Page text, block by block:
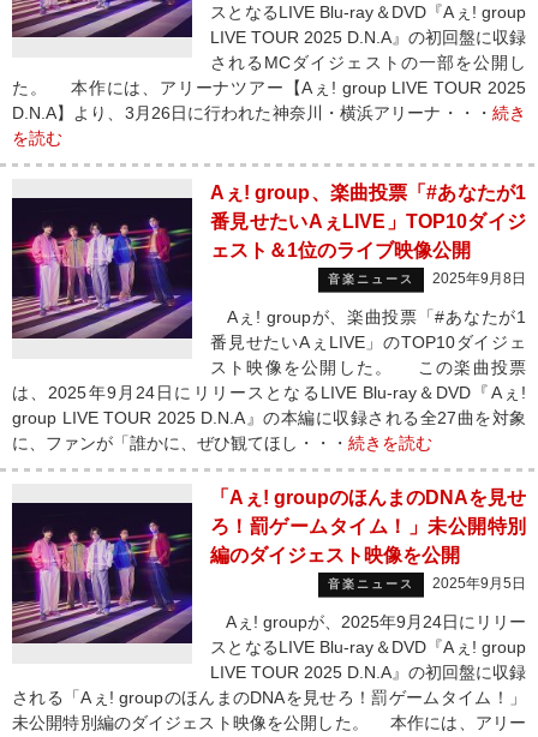
スとなるLIVE Blu-ray＆DVD『Aぇ! group
LIVE TOUR 2025 D.N.A』の初回盤に収録
されるMCダイジェストの一部を公開し
た。 本作には、アリーナツアー【Aぇ! group LIVE TOUR 2025
D.N.A】より、3月26日に行われた神奈川・横浜アリーナ・・・ 続き
を読む
Aぇ! group、楽曲投票「#あなたが1
番見せたいAぇLIVE」TOP10ダイジ
ェスト＆1位のライブ映像公開
音楽ニュース 2025年9月8日
Aぇ! groupが、楽曲投票「#あなたが1
番見せたいAぇLIVE」のTOP10ダイジェ
スト映像を公開した。 この楽曲投票
は、2025年9月24日にリリースとなるLIVE Blu-ray＆DVD『Aぇ!
group LIVE TOUR 2025 D.N.A』の本編に収録される全27曲を対象
に、ファンが「誰かに、ぜひ観てほし・・・ 続きを読む
「Aぇ! groupのほんまのDNAを見せ
ろ！罰ゲームタイム！」未公開特別
編のダイジェスト映像を公開
音楽ニュース 2025年9月5日
Aぇ! groupが、2025年9月24日にリリー
スとなるLIVE Blu-ray＆DVD『Aぇ! group
LIVE TOUR 2025 D.N.A』の初回盤に収録
される「Aぇ! groupのほんまのDNAを見せろ！罰ゲームタイム！」
未公開特別編のダイジェスト映像を公開した。 本作には、アリー